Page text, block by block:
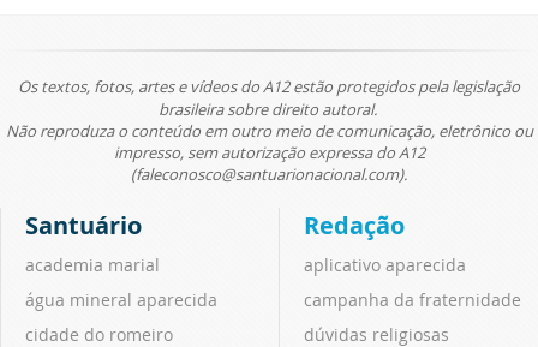
Os textos, fotos, artes e vídeos do A12 estão protegidos pela legislação
brasileira sobre direito autoral.
Não reproduza o conteúdo em outro meio de comunicação, eletrônico ou
impresso, sem autorização expressa do A12
(faleconosco@santuarionacional.com).
Santuário
academia marial
água mineral aparecida
cidade do romeiro
Redação
aplicativo aparecida
campanha da fraternidade
dúvidas religiosas